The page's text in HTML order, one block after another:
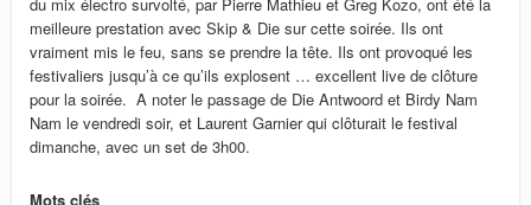
meilleure prestation avec Skip & Die sur cette soirée. Ils ont
vraiment mis le feu, sans se prendre la tête. Ils ont provoqué les
festivaliers jusqu’à ce qu’ils explosent … excellent live de clôture
pour la soirée. A noter le passage de Die Antwoord et Birdy Nam
Nam le vendredi soir, et Laurent Garnier qui clôturait le festival
dimanche, avec un set de 3h00.
Mots clés